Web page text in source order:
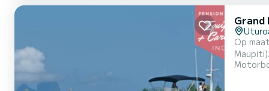
Grand
Op
Maupiti). All-inclusive tarief inclusief: Professionele schipper en gastvrouw-kok, maaltijden, drankjes, brandstof op basis van 3 uur
varen per